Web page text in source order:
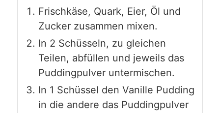
Frischkäse, Quark, Eier, Öl und
Zucker zusammen mixen.
In 2 Schüsseln, zu gleichen
Teilen, abfüllen und jeweils das
Puddingpulver untermischen.
In 1 Schüssel den Vanille Pudding
in die andere das Puddingpulver